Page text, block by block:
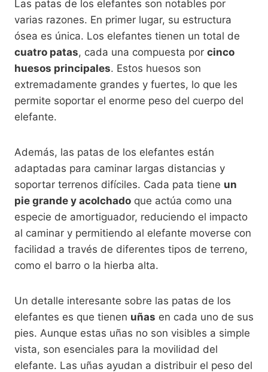
Las patas de los elefantes son notables por
varias razones. En primer lugar, su estructura
ósea es única. Los elefantes tienen un total de
cuatro patas, cada una compuesta por cinco
huesos principales. Estos huesos son
extremadamente grandes y fuertes, lo que les
permite soportar el enorme peso del cuerpo del
elefante.
Además, las patas de los elefantes están
adaptadas para caminar largas distancias y
soportar terrenos difíciles. Cada pata tiene un
pie grande y acolchado que actúa como una
especie de amortiguador, reduciendo el impacto
al caminar y permitiendo al elefante moverse con
facilidad a través de diferentes tipos de terreno,
como el barro o la hierba alta.
Un detalle interesante sobre las patas de los
elefantes es que tienen uñas en cada uno de sus
pies. Aunque estas uñas no son visibles a simple
vista, son esenciales para la movilidad del
elefante. Las uñas ayudan a distribuir el peso del